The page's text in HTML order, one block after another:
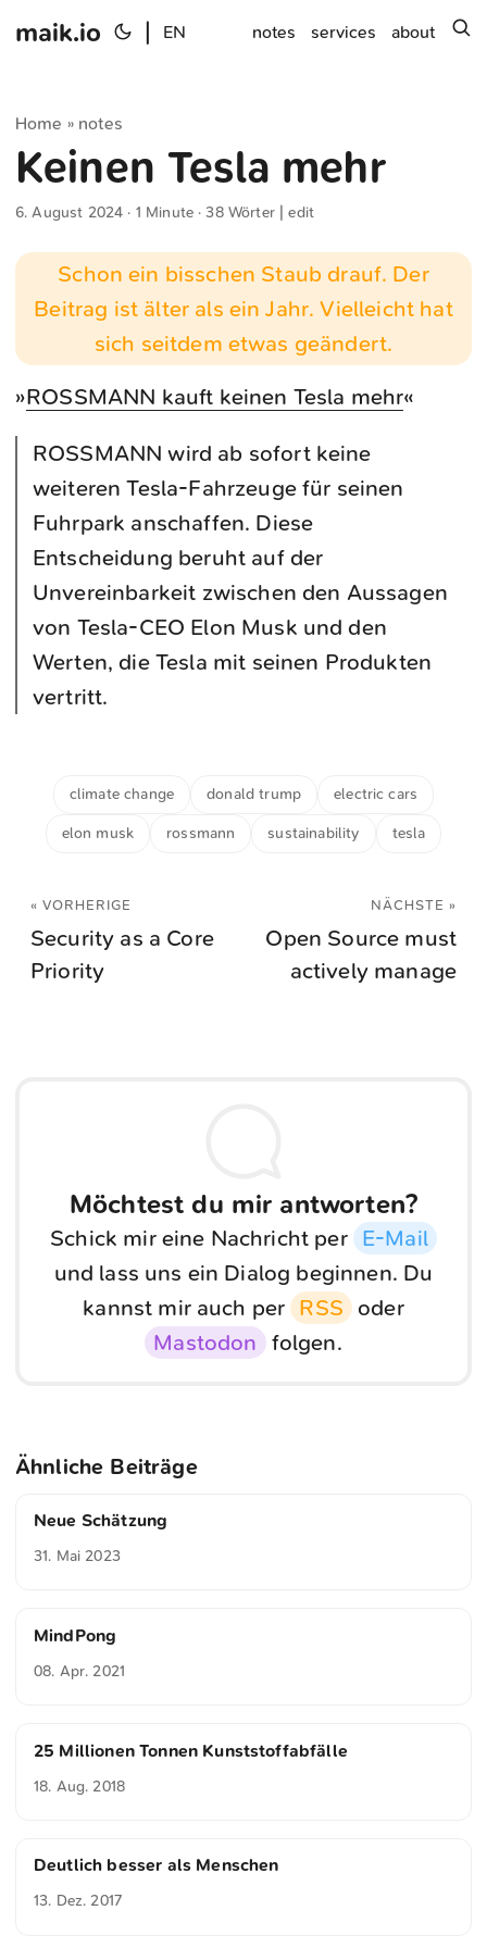
maik.io EN notes services about
Home » notes
Keinen Tesla mehr
6. August 2024 · 1 Minute · 38 Wörter |edit
Schon ein bisschen Staub drauf. Der
Beitrag ist älter als ein Jahr. Vielleicht hat
sich seitdem etwas geändert.
»ROSSMANN kauft keinen Tesla mehr«
ROSSMANN wird ab sofort keine
weiteren Tesla-Fahrzeuge für seinen
Fuhrpark anschaffen. Diese
Entscheidung beruht auf der
Unvereinbarkeit zwischen den Aussagen
von Tesla-CEO Elon Musk und den
Werten, die Tesla mit seinen Produkten
vertritt.
climate change donald trump electric cars
elon musk rossmann sustainability tesla
« VORHERIGE
Security as a Core
Priority
NÄCHSTE »
Open Source must
actively manage
Möchtest du mir antworten?
Schick mir eine Nachricht per E-Mail
und lass uns ein Dialog beginnen. Du
kannst mir auch per RSS oder
Mastodon folgen.
Ähnliche Beiträge
Neue Schätzung
31. Mai 2023
MindPong
08. Apr. 2021
25 Millionen Tonnen Kunststoffabfälle
18. Aug. 2018
Deutlich besser als Menschen
13. Dez. 2017